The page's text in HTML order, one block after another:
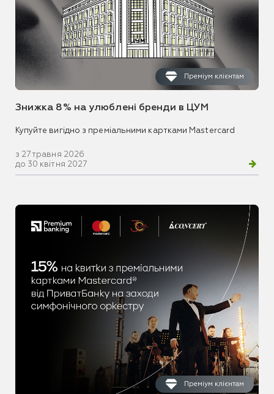
Преміум клієнтам
Знижка 8% на улюблені бренди в ЦУМ
Купуйте вигідно з преміальними картками Mastercard
з 27 травня 2026
до 30 квітня 2027
Преміум клієнтам